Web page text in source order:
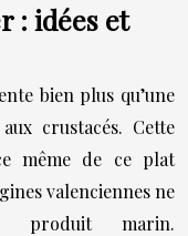
: idées et
bien plus qu’une
crustacés. Cette
même de ce plat
valenciennes ne
produit marin.